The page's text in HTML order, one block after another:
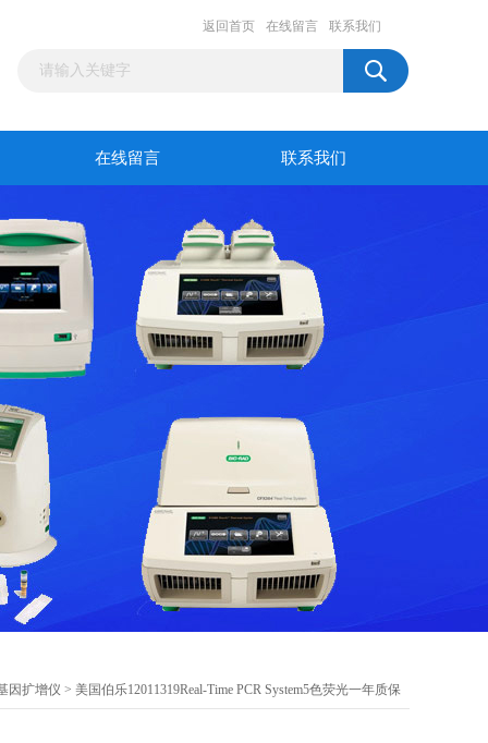
返回首页 在线留言 联系我们
在线留言 联系我们
因扩增仪 > 美国伯乐12011319Real-Time PCR System5色荧光一年质保